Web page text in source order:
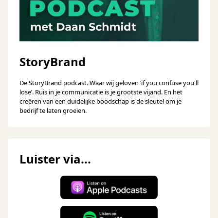
StoryBrand
De StoryBrand podcast. Waar wij geloven ‘if you confuse you'll
lose’. Ruis in je communicatie is je grootste vijand. En het
creëren van een duidelijke boodschap is de sleutel om je
bedrijf te laten groeien.
Luister via...